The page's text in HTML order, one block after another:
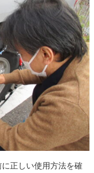
正しい使用方法を確